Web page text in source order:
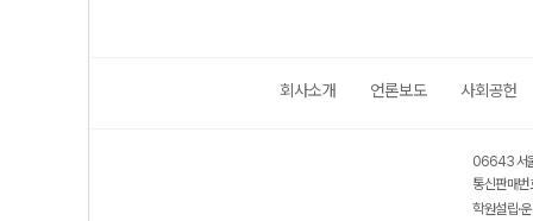
회사소개 언론보도 사회공헌
06643 서
통신판매
학원설립·